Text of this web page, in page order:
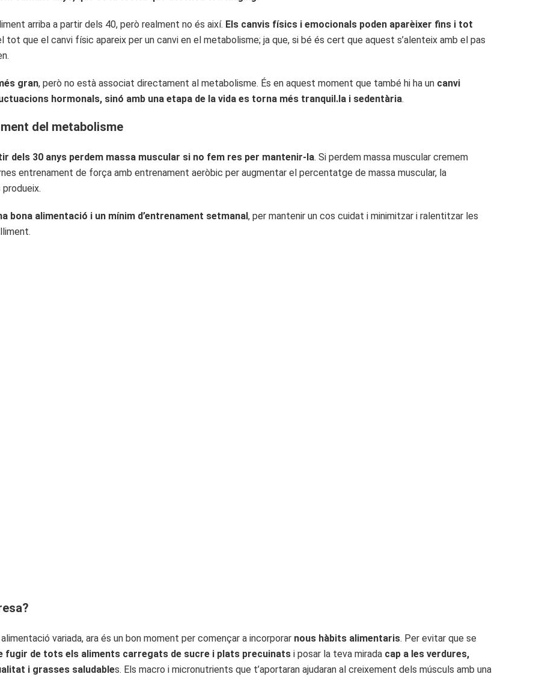
arriba a partir dels 40, però realment no és així. Els canvis físics i emocionals poden aparèixer fins i tot
tot que el canvi físic apareix per un canvi en el metabolisme; ja que, si bé és cert que aquest s’alenteix amb el pas
gran, però no està associat directament al metabolisme. És en aquest moment que també hi ha un canvi
hormonals, sinó amb una etapa de la vida es torna més tranquil.la i sedentària.
del metabolisme
dels 30 anys perdem massa muscular si no fem res per mantenir-la. Si perdem massa muscular cremem
entrenament de força amb entrenament aeròbic per augmentar el percentatge de massa muscular, la
bona alimentació i un mínim d’entrenament setmanal, per mantenir un cos cuidat i minimitzar i ralentitzar les
variada, ara és un bon moment per començar a incorporar nous hàbits alimentaris. Per evitar que se
fugir de tots els aliments carregats de sucre i plats precuinats i posar la teva mirada cap a les verdures,
i grasses saludables. Els macro i micronutrients que t’aportaran ajudaran al creixement dels músculs amb una